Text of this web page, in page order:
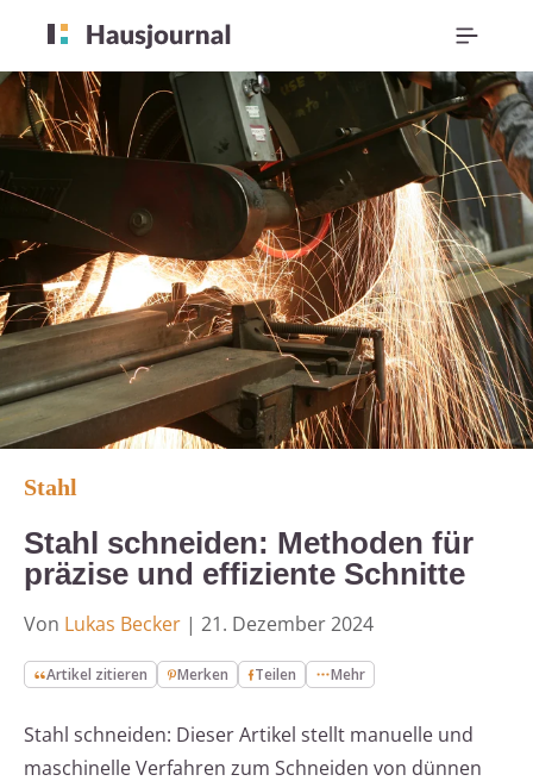
Stahl
Stahl schneiden: Methoden für
präzise und effiziente Schnitte
Von Lukas Becker | 21. Dezember 2024
Artikel zitieren Merken Teilen Mehr
Stahl schneiden: Dieser Artikel stellt manuelle und
maschinelle Verfahren zum Schneiden von dünnen